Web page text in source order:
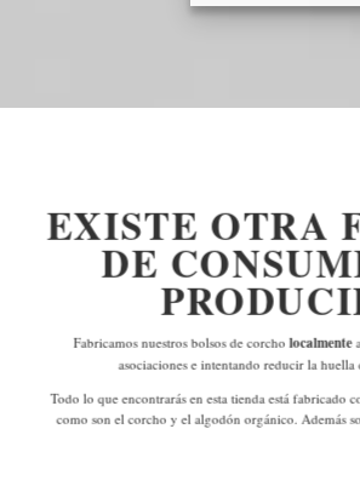
EXISTE OTRA
DE
Fabricamos nuestros bolsos de corcho localmente
asociaciones e intentando reducir la huella
Todo lo que encontrarás en esta tienda está fabricado
como son el corcho y el algodón orgánico. Además